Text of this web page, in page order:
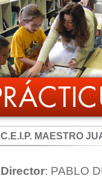
C.E.I.P. MAESTRO
Director: PABLO